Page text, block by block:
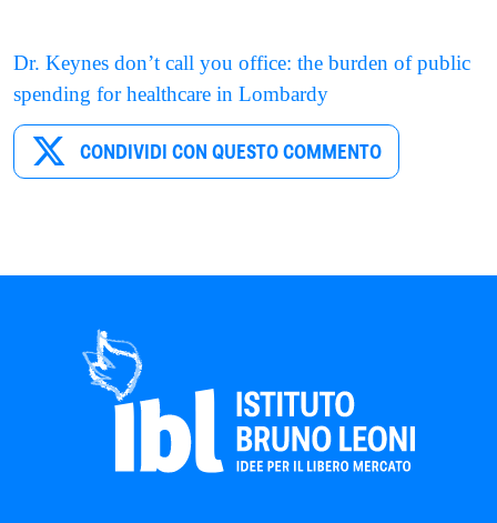
Dr. Keynes don’t call you office: the burden of public
spending for healthcare in Lombardy
CONDIVIDI CON QUESTO COMMENTO